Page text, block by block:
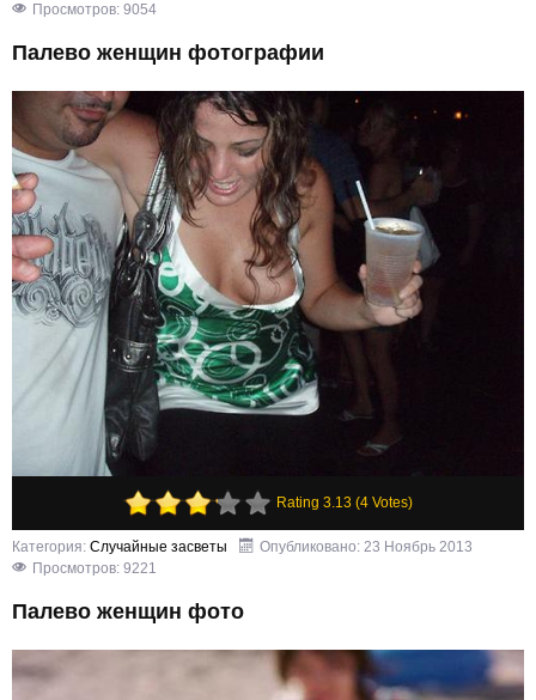
Просмотров: 9054
Палево женщин фотографии
Rating 3.13 (4 Votes)
Категория: Случайные засветы
Опубликовано: 23 Ноябрь 2013
Просмотров: 9221
Палево женщин фото